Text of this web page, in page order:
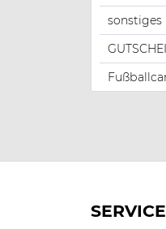
sonstiges